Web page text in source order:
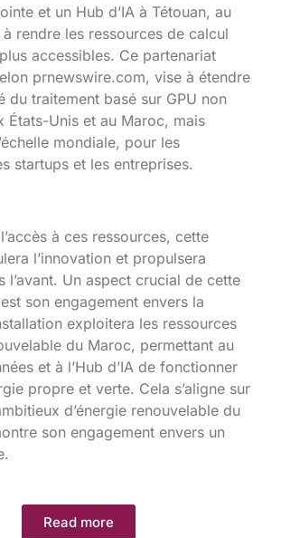
et un Hub d’IA à Tétouan, au
rendre les ressources de calcul
accessibles. Ce partenariat
prnewswire.com, vise à étendre
du traitement basé sur GPU non
États-Unis et au Maroc, mais
mondiale, pour les
startups et les entreprises.
à ces ressources, cette
l’innovation et propulsera
l’avant. Un aspect crucial de cette
son engagement envers la
exploitera les ressources
du Maroc, permettant au
et à l’Hub d’IA de fonctionner
propre et verte. Cela s’aligne sur
d’énergie renouvelable du
son engagement envers un
Read more